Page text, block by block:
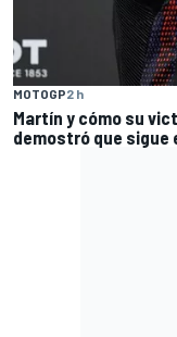
MOTOGP2 h
Martín y cómo su
demostró que sigue